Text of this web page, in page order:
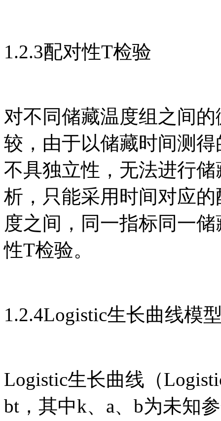
1.2.3配对性T检验
对不同储藏温度组之间
较，由于以储藏时间测
不具独立性，无法进行
析，只能采用时间对应
度之间，同一指标同一
性T检验。
1.2.4Logistic生长曲线模
Logistic生长曲线（
bt，其中k、a、b为未知